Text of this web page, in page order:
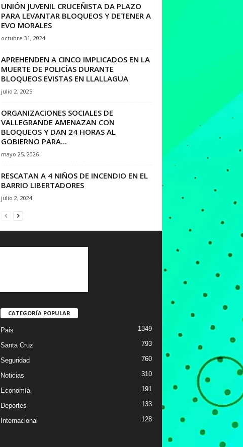
UNIÓN JUVENIL CRUCEÑISTA DA PLAZO
PARA LEVANTAR BLOQUEOS Y DETENER A
EVO MORALES
octubre 31, 2024
APREHENDEN A CINCO IMPLICADOS EN LA
MUERTE DE POLICÍAS DURANTE
BLOQUEOS EVISTAS EN LLALLAGUA
julio 2, 2025
ORGANIZACIONES SOCIALES DE
VALLEGRANDE AMENAZAN CON
BLOQUEOS Y DAN 24 HORAS AL
GOBIERNO PARA...
mayo 25, 2026
RESCATAN A 4 NIÑOS DE INCENDIO EN EL
BARRIO LIBERTADORES
julio 2, 2024
CATEGORÍA POPULAR
Pais 1349
Santa Cruz 793
Seguridad 760
Noticias 310
Economía 191
Deportes 133
Internacional 128